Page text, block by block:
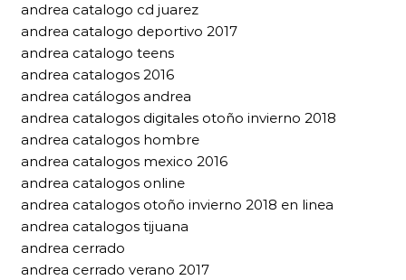
andrea catalogo cd juarez
andrea catalogo deportivo 2017
andrea catalogo teens
andrea catalogos 2016
andrea catálogos andrea
andrea catalogos digitales otoño invierno 2018
andrea catalogos hombre
andrea catalogos mexico 2016
andrea catalogos online
andrea catalogos otoño invierno 2018 en linea
andrea catalogos tijuana
andrea cerrado
andrea cerrado verano 2017